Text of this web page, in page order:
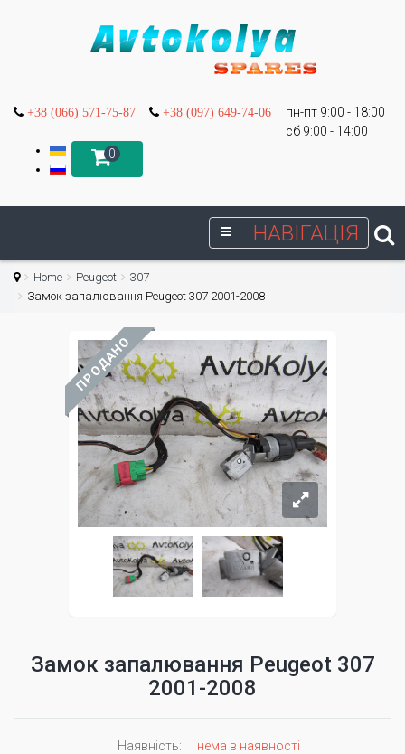
+38 (066) 571-75-87 +38 (097) 649-74-06
пн-пт 9:00 - 18:00
сб 9:00 - 14:00
0
НАВІГАЦІЯ
Home Peugeot
307
Замок запалювання Peugeot 307 2001-2008
ПРОДАНО
Замок запалювання Peugeot 307
2001-2008
Наявність:
нема в наявності